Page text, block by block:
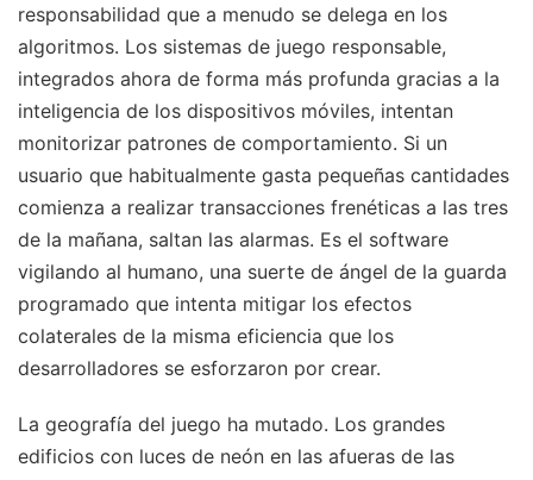
responsabilidad que a menudo se delega en los
algoritmos. Los sistemas de juego responsable,
integrados ahora de forma más profunda gracias a la
inteligencia de los dispositivos móviles, intentan
monitorizar patrones de comportamiento. Si un
usuario que habitualmente gasta pequeñas cantidades
comienza a realizar transacciones frenéticas a las tres
de la mañana, saltan las alarmas. Es el software
vigilando al humano, una suerte de ángel de la guarda
programado que intenta mitigar los efectos
colaterales de la misma eficiencia que los
desarrolladores se esforzaron por crear.
La geografía del juego ha mutado. Los grandes
edificios con luces de neón en las afueras de las